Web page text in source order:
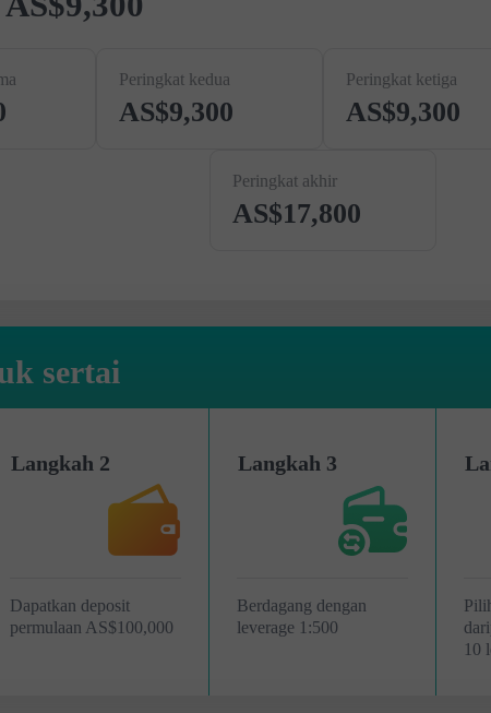
Peringkat kedua
AS$9,300
Peringkat ketiga
AS$9,300
Peringkat akhir
AS$17,800
sertai
Langkah 2
Dapatkan deposit
permulaan AS$100,000
Langkah 3
Berdagang dengan
leverage 1:500
10